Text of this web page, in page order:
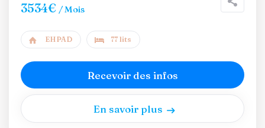
3534€ / Mois
EHPAD 77 lits
Recevoir des infos
En savoir plus